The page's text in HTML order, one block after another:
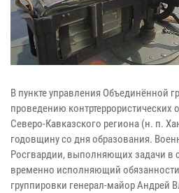
В пункте управления Объединённой
проведению контртеррористических
Северо-Кавказского региона (н. п.
годовщину со дня образования.
Росгвардии, выполняющих задачи в
временно исполняющий
группировки генерал-майор Андрей